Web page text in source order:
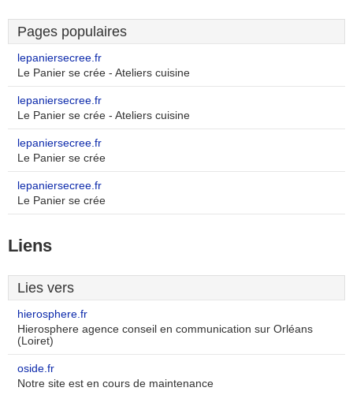
Pages populaires
lepaniersecree.fr
Le Panier se crée - Ateliers cuisine
lepaniersecree.fr
Le Panier se crée - Ateliers cuisine
lepaniersecree.fr
Le Panier se crée
lepaniersecree.fr
Le Panier se crée
Liens
Lies vers
hierosphere.fr
Hierosphere agence conseil en communication sur Orléans
(Loiret)
oside.fr
Notre site est en cours de maintenance